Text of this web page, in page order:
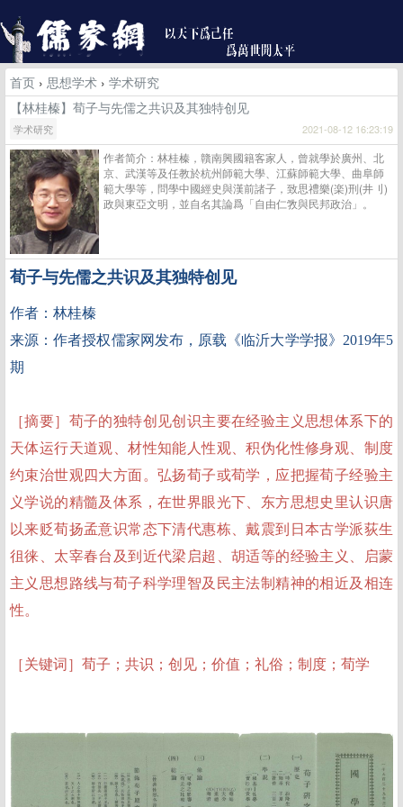
首页 › 思想学术 › 学术研究
【林桂榛】荀子与先儒之共识及其独特创见
学术研究 2021-08-12 16:23:19
作者简介：林桂榛，贛南興國籍客家人，曾就學於廣州、北
京、武漢等及任教於杭州師範大學、江蘇師範大學、曲阜師
範大學等，問學中國經史與漢前諸子，致思禮樂(楽)刑(井刂)
政與東亞文明，並自名其論爲「自由仁敩與民邦政治」。
荀子与先儒之共识及其独特创见
作者： 林桂榛
来源：作者授权儒家网发布，原载《临沂大学学报》 2019年5
期
［摘要］荀子的独特创见创识主要在经验主义思想体系下的
天体运行天道观、材性知能人性观、积伪化性修身观、制度
约束治世观四大方面。弘扬荀子或荀学，应把握荀子经验主
义学说的精髓及体系，在世界眼光下、东方思想史里认识唐
以来贬荀扬孟意识常态下清代惠栋、戴震到日本古学派荻生
徂徕、太宰春台及到近代梁启超、胡适等的经验主义、启蒙
主义思想路线与荀子科学理智及民主法制精神的相近及相连
性。
［关键词］荀子；共识；创见；价值；礼俗；制度；荀学